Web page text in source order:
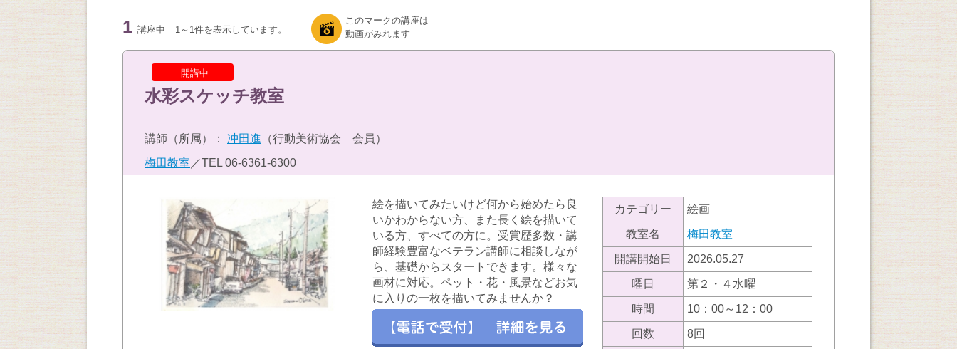
1 講座中 1～1件を表示しています。
このマークの講座は
動画がみれます
開講中
水彩スケッチ教室
講師（所属）： 冲田進 （行動美術協会 会員）
梅田教室 ／TEL 06-6361-6300
絵を描いてみたいけど何から始めたら良
いかわからない方、また長く絵を描いて
いる方、すべての方に。受賞歴多数・講
師経験豊富なベテラン講師に相談しなが
ら、基礎からスタートできます。様々な
画材に対応。ペット・花・風景などお気
に入りの一枚を描いてみませんか？
カテゴリー 絵画
教室名 梅田教室
開講開始日 2026.05.27
曜日 第２・４水曜
時間 10：00～12：00
回数 8回